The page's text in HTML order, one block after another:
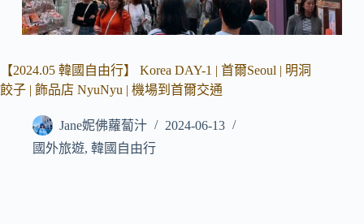
【2024.05 韓國自由行】 Korea DAY-1 | 首爾Seoul | 明洞
餃子 | 飾品店 NyuNyu | 機場到首爾交通
Jane妮佛蘿蔔汁
2024-06-13
國外旅遊, 韓國自由行